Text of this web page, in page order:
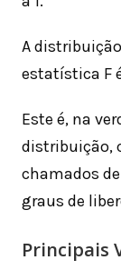
A
estatística F
Este é, na
distribuição,
chamados
graus de
Principais